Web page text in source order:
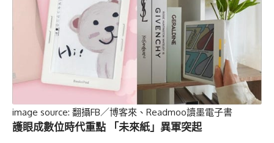
image source: 翻攝FB／博客來、Readmoo讀墨電子書
護眼成數位時代重點 「未來紙」異軍突起